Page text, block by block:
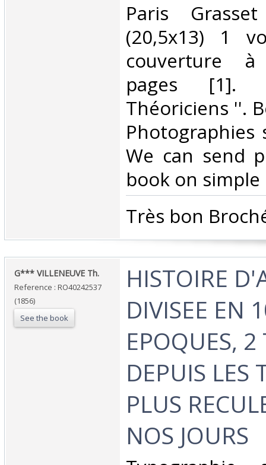
‎Paris
(20,5x13) 1
couverture
pages [1].
Théoriciens ''.
Photographies
We can send
book on simple
‎Très bon
‎G*** VILLENEUVE Th.‎
Reference : RO40242537
(1856)
See the book
‎HISTOIRE
DIVISEE EN
EPOQUES,
DEPUIS LES
PLUS
NOS JOURS‎